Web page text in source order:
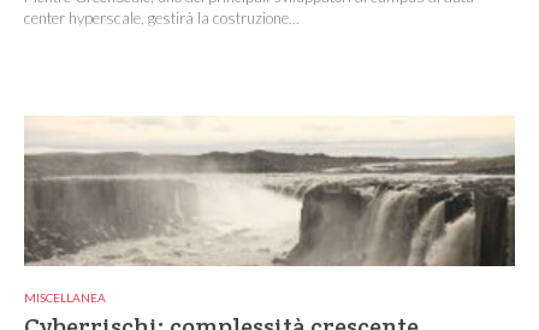
center hyperscale, gestirà la costruzione...
MISCELLANEA